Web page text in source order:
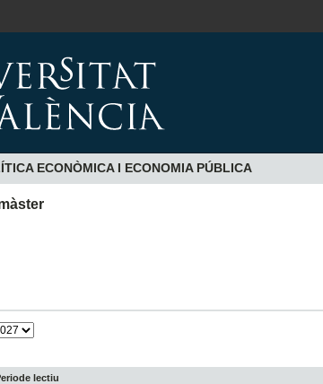
ECONÒMICA I ECONOMIA PÚBLICA
lectiu